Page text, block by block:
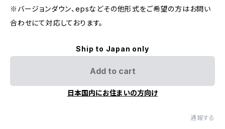
※バージョンダウン、epsなどその他形式をご希望の方はお問い
合わせにて対応しております。
Ship to Japan only
Add to cart
日本国内にお住まいの方向け
通報する